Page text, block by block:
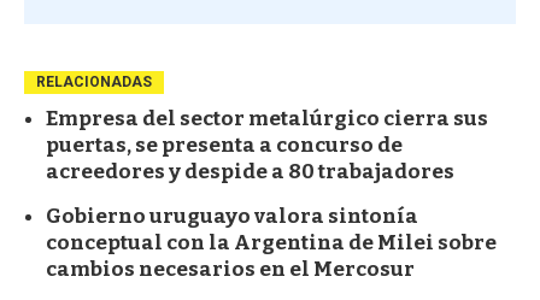
RELACIONADAS
Empresa del sector metalúrgico cierra sus
puertas, se presenta a concurso de
acreedores y despide a 80 trabajadores
Gobierno uruguayo valora sintonía
conceptual con la Argentina de Milei sobre
cambios necesarios en el Mercosur